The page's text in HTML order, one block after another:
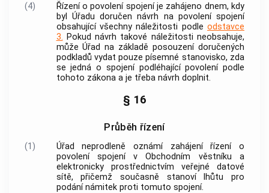
(4)
Řízení o povolení spojení je zahájeno dnem, kdy
byl Úřadu doručen návrh na povolení spojení
obsahující všechny náležitosti podle odstavce
3. Pokud návrh takové náležitosti neobsahuje,
může Úřad na základě posouzení doručených
podkladů vydat pouze písemné stanovisko, zda
se jedná o spojení podléhající povolení podle
tohoto zákona a je třeba návrh doplnit.
§ 16
Průběh řízení
(1)
Úřad neprodleně oznámí zahájení řízení o
povolení spojení v Obchodním věstníku a
elektronicky prostřednictvím veřejné datové
sítě, přičemž současně stanoví lhůtu pro
podání námitek proti tomuto spojení.